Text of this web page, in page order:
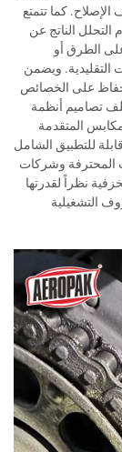
كما تتمتع
التحلل الناتج عن
على الطرق أو
التقليدية. ويضمن
على الخصائص
تصاميم أنظمة
المتقدمة
للتطبيق الشامل
المحترفة وشركات
نظراً لقدرتها
التشغيلية